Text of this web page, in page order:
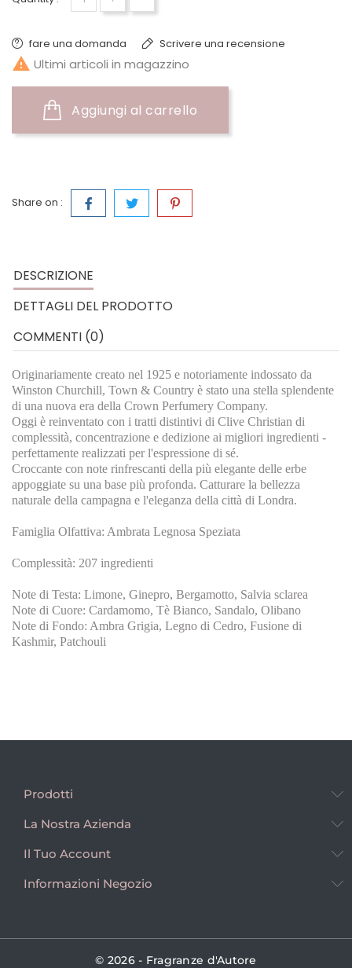
fare una domanda Scrivere una recensione
 Ultimi articoli in magazzino
Aggiungi al carrello
Share on :
DESCRIZIONE
DETTAGLI DEL PRODOTTO
COMMENTI (0)
Originariamente creato nel 1925 e notoriamente indossato da
Winston Churchill, Town & Country è stato una stella splendente
di una nuova era della Crown Perfumery Company.
Oggi è reinventato con i tratti distintivi di Clive Christian di
complessità, concentrazione e dedizione ai migliori ingredienti -
perfettamente realizzati per l'espressione di sé.
Croccante con note rinfrescanti della più elegante delle erbe
appoggiate su una base più profonda. Catturare la bellezza
naturale della campagna e l'eleganza della città di Londra.
Famiglia Olfattiva: Ambrata Legnosa Speziata
Complessità: 207 ingredienti
Note di Testa: Limone, Ginepro, Bergamotto, Salvia sclarea
Note di Cuore: Cardamomo, Tè Bianco, Sandalo, Olibano
Note di Fondo: Ambra Grigia, Legno di Cedro, Fusione di
Kashmir, Patchouli
Prodotti
La Nostra Azienda
Il Tuo Account
Informazioni Negozio
© 2026 - Fragranze d'Autore